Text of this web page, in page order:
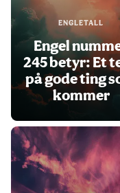
ENGLETALL
Engel
245 betyr: Et
på gode ting
kommer